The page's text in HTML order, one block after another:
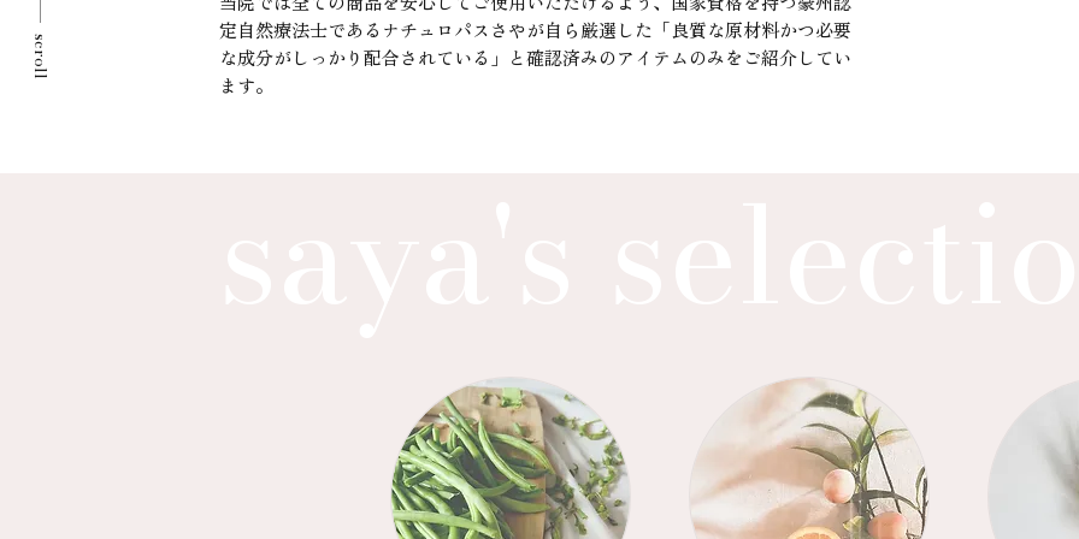
scroll
定自然療法士であるナチュロパスさやが自ら厳選した「良質な原材料かつ必要
な成分がしっかり配合されている」と確認済みのアイテムのみをご紹介してい
ます。